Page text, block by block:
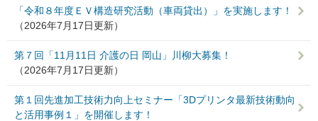
「令和８年度ＥＶ構造研究活動（車両貸出）」を実施します！
（2026年7月17日更新）
第７回「11月11日 介護の日 岡山」川柳大募集！
（2026年7月17日更新）
第１回先進加工技術力向上セミナー「3Dプリンタ最新技術動向
と活用事例１」を開催します！